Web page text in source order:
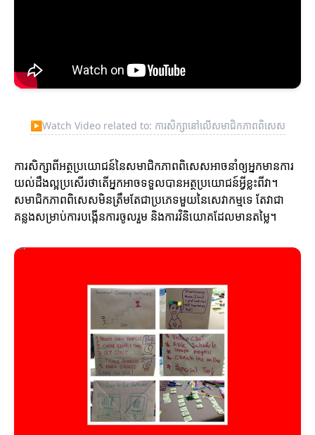
▶Watch Video related to: ការសិក្សានៅលើសមាជិកភាពពិសេស
ការសិក្សាពីអត្ថប្រយោជន៍នៃសមាជិកភាពពិសេសអាចនាំឲ្យអ្នកមានការ
យល់ដឹងល្អប្រសើរថាតើអ្នកអាចទទួលបានអត្ថប្រយោជន៍អ្វីខ្លះពីវា។
សមាជិកភាពពិសេសមិនត្រឹមតែជាប្រភេទមួយនៃសេវាកម្មទេ តែវាជា
គន្លងសម្រាប់ការបង្កើនការចូលរួម និងការវិនិយោគដែលមានតម្លៃ។